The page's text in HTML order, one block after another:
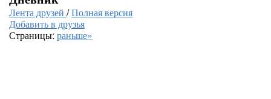
Лента друзей /Полная версия
Добавить в друзья
Страницы: раньше»